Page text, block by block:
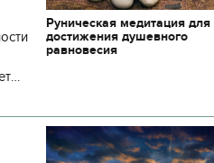
Руническая медитация для
достижения душевного
равновесия